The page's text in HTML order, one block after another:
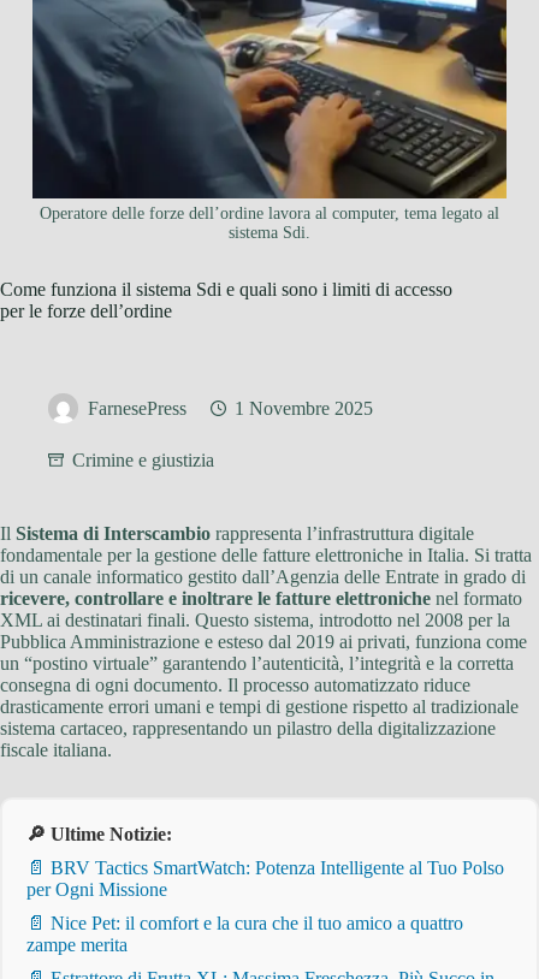
Operatore delle forze dell’ordine lavora al computer, tema legato al
sistema Sdi.
Come funziona il sistema Sdi e quali sono i limiti di accesso
per le forze dell’ordine
FarnesePress 1 Novembre 2025
Crimine e giustizia
Il Sistema di Interscambio rappresenta l’infrastruttura digitale
fondamentale per la gestione delle fatture elettroniche in Italia. Si tratta
di un canale informatico gestito dall’Agenzia delle Entrate in grado di
ricevere, controllare e inoltrare le fatture elettroniche nel formato
XML ai destinatari finali. Questo sistema, introdotto nel 2008 per la
Pubblica Amministrazione e esteso dal 2019 ai privati, funziona come
un “postino virtuale” garantendo l’autenticità, l’integrità e la corretta
consegna di ogni documento. Il processo automatizzato riduce
drasticamente errori umani e tempi di gestione rispetto al tradizionale
sistema cartaceo, rappresentando un pilastro della digitalizzazione
fiscale italiana.
🔎 Ultime Notizie:
📄 BRV Tactics SmartWatch: Potenza Intelligente al Tuo Polso
per Ogni Missione
📄 Nice Pet: il comfort e la cura che il tuo amico a quattro
zampe merita